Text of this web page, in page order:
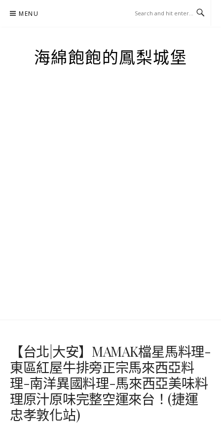
MENU
海綿飽飽的鳳梨城堡
【台北|大安】MAMAK檔星馬料理-
東區紅屋牛排旁正宗馬來西亞料
理-南洋異國料理-馬來西亞美味料
理原汁原味完整空運來台！(捷運
忠孝敦化站)